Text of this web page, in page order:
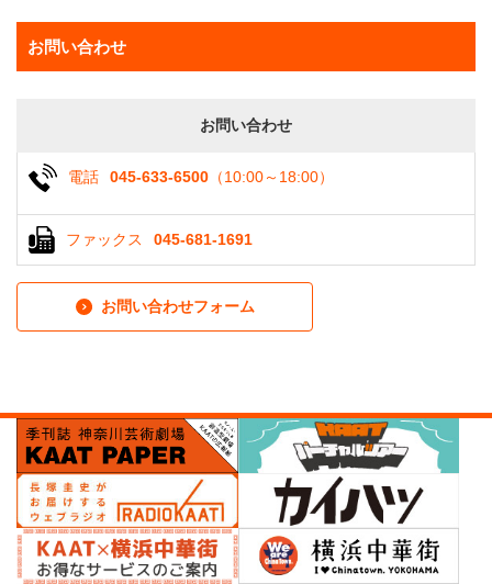
お問い合わせ
お問い合わせ
電話 045-633-6500 （10:00～18:00）
ファックス 045-681-1691
お問い合わせフォーム